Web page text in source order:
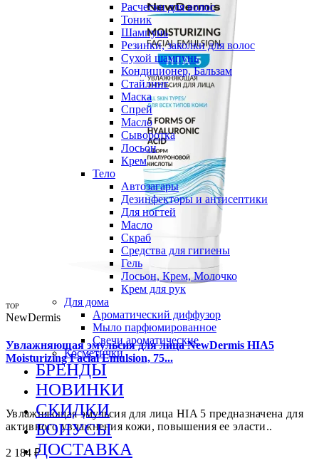
Расчески для волос
Тоник
Шампунь
Резинки, заколки для волос
Сухой шампунь
Кондиционер, Бальзам
Стайлинг
Маска
Спрей
Масло
Сыворотка
Лосьон
Крем
Тело
Автозагары
Дезинфекторы и антисептики
Для ногтей
Масло
Скраб
Средства для гигиены
Гель
Лосьон, Крем, Молочко
Крем для рук
Для дома
Ароматический диффузор
Мыло парфюмированное
Свечи ароматические
Косметички
БРЕНДЫ
НОВИНКИ
СКИДКИ
БОНУСЫ
ДОСТАВКА
TOP
NewDermis
Увлажняющая эмульсия для лица NewDermis HIA5
Moisturizing Facial Emulsion, 75...
Увлажняющая эмульсия для лица HIA 5 предназначена для
активного увлажнения кожи, повышения ее эласти..
2 184 ₽